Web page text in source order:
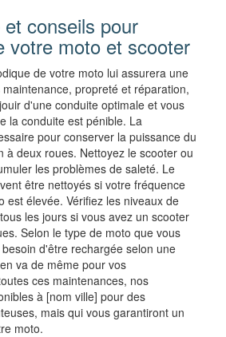
conseils pour
votre moto et scooter
de votre moto lui assurera une
propreté et réparation,
d'une conduite optimale et vous
la conduite est pénible. La
pour conserver la puissance du
à deux roues. Nettoyez le scooter ou
les problèmes de saleté. Le
être nettoyés si votre fréquence
est élevée. Vérifiez les niveaux de
les jours si vous avez un scooter
Selon le type de moto que vous
d'être rechargée selon une
va de même pour vos
ces maintenances, nos
à [nom ville] pour des
mais qui vous garantiront un
moto.